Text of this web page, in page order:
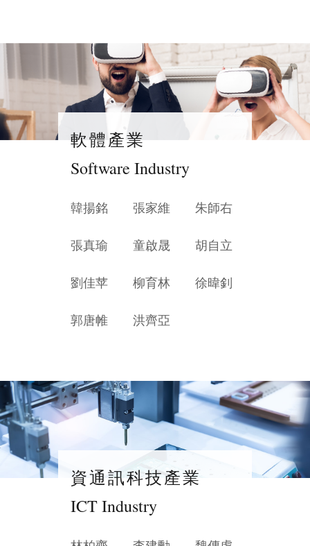
軟體產業
Software Industry
韓揚銘 張家維 朱師右
張真瑜 童啟晟 胡自立
劉佳苹 柳育林 徐暐釗
郭唐帷 洪齊亞
資通訊科技產業
ICT Industry